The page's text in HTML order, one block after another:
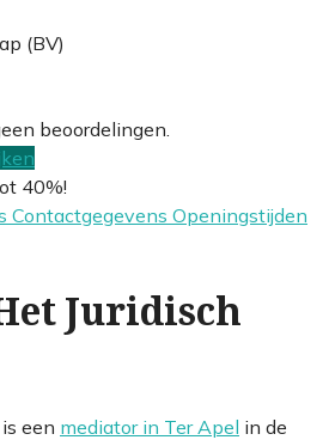
(BV)
beoordelingen.
40%!
Contactgegevens Openingstijden
Juridisch
een mediator in Ter Apel in de